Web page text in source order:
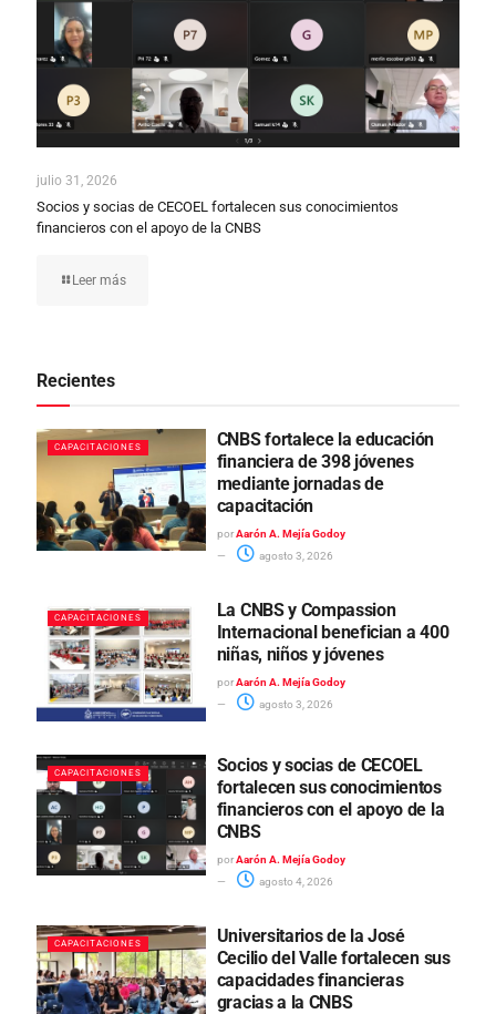
julio 31, 2026
Socios y socias de CECOEL fortalecen sus conocimientos
financieros con el apoyo de la CNBS
Leer más
Recientes
CAPACITACIONES
CNBS fortalece la educación
financiera de 398 jóvenes
mediante jornadas de
capacitación
por Aarón A. Mejía Godoy
agosto 3, 2026
CAPACITACIONES
La CNBS y Compassion
Internacional benefician a 400
niñas, niños y jóvenes
por Aarón A. Mejía Godoy
agosto 3, 2026
CAPACITACIONES
Socios y socias de CECOEL
fortalecen sus conocimientos
financieros con el apoyo de la
CNBS
por Aarón A. Mejía Godoy
agosto 4, 2026
CAPACITACIONES
Universitarios de la José
Cecilio del Valle fortalecen sus
capacidades financieras
gracias a la CNBS